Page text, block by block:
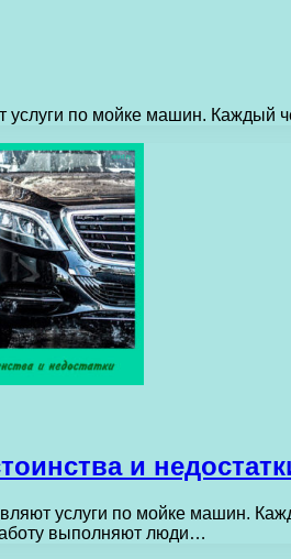
по мойке машин. Каждый
и
услуги по мойке машин.
выполняют люди…